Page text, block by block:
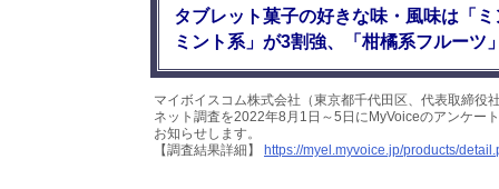
タブレット菓子の好きな味・風味は「
ミント系」が3割強、「柑橘系フルーツ
マイボイスコム株式会社（東京都千代田区、代表取締
ネット調査を2022年8月1日～5日にMyVoiceのアンケー
お知らせします。
【調査結果詳細】
https://myel.myvoice.jp/products/